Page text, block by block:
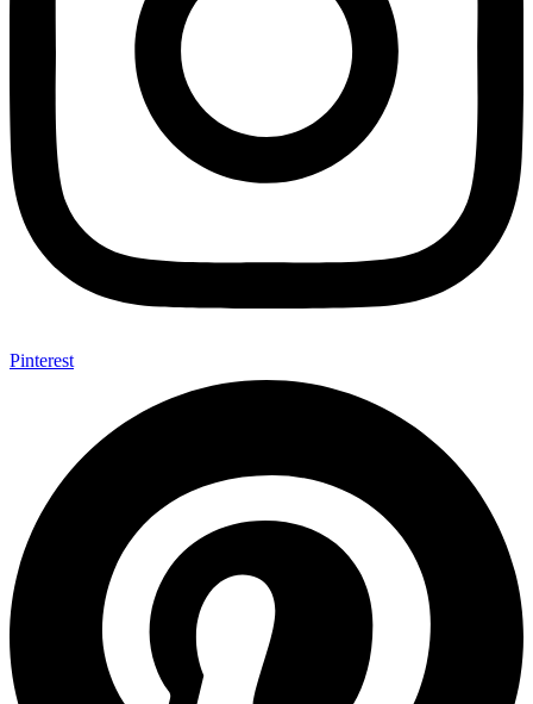
Pinterest